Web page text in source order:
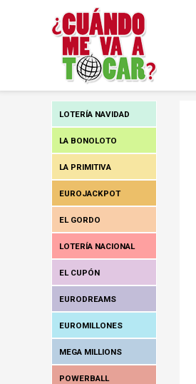
LOTERÍA NAVIDAD
LA BONOLOTO
LA PRIMITIVA
EUROJACKPOT
EL GORDO
LOTERÍA NACIONAL
EL CUPÓN
EURODREAMS
EUROMILLONES
MEGA MILLIONS
POWERBALL